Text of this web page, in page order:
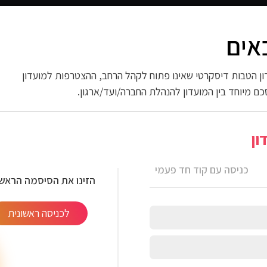
החשמל
הטבות דיסקרטי שאינו פתוח לקהל הרחב, ההצטרפות למועדון
מיוחד בין המועדון להנהלת החברה/ועד/ארגון.
כניסה עם קוד חד פעמי
הזינו את הסיסמה
לכניסה ראשונית